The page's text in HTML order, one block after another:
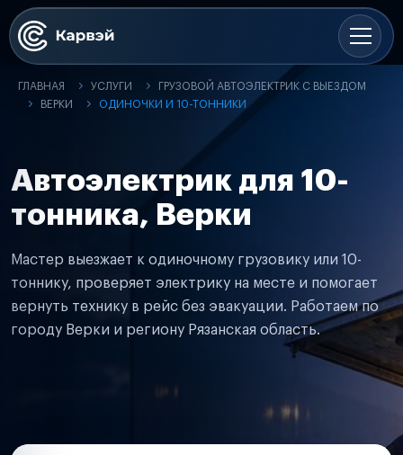
ГЛАВНАЯ УСЛУГИ
ГРУЗОВОЙ АВТОЭЛЕКТРИК С ВЫЕЗДОМ
ВЕРКИ
ОДИНОЧКИ И 10-ТОННИКИ
Автоэлектрик для 10-
тонника, Верки
Мастер выезжает к одиночному грузовику или 10-
тоннику, проверяет электрику на месте и помогает
вернуть технику в рейс без эвакуации. Работаем по
городу Верки и региону Рязанская область.